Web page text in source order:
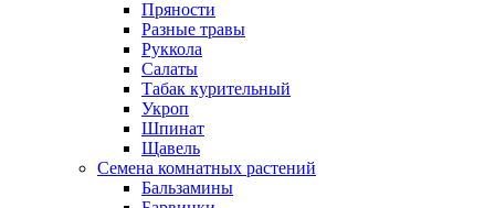
Пряности
Разные травы
Руккола
Салаты
Табак курительный
Укроп
Шпинат
Щавель
Семена комнатных растений
Бальзамины